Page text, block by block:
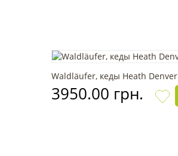
Waldläufer, кеды Heath Denver
3950.00 грн.